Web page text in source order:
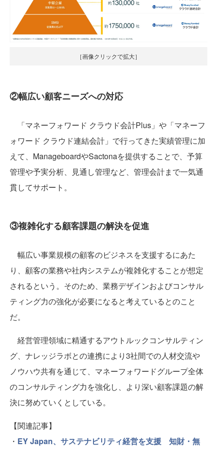
［画像クリックで拡大］
②幅広い顧客ニーズへの対応
「マネーフォワード クラウド会計Plus」や「マネーフ
ォワード クラウド連結会計」で行ってきた実績管理に加
えて、ManageboardやSactonaを提供することで、予算
管理や予実分析、見通し管理など、管理会計まで一気通
貫してサポート。
③複雑化する顧客課題の解決を促進
幅広い事業規模の顧客のビジネスを支援するにあた
り、顧客の業務や社内システムが複雑化することが想定
されるという。そのため、業務デザインおよびコンサル
ティング力の強化が必要になると考えているとのこと
だ。
経営管理領域に精通するアウトルックコンサルティン
グ、ナレッジラボとの連携により3社間での人材交流や
ノウハウ共有を通じて、マネーフォワードグループ全体
のコンサルティング力を強化し、より深い顧客課題の解
決に努めていくとしている。
【関連記事】
・ EY Japan、サステナビリティ経営を支援 知財・無